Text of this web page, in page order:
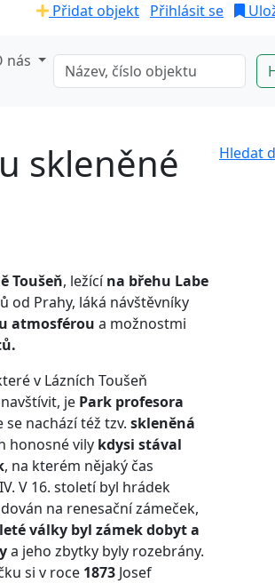
Přidat objekt Přihlásit se
nás
Hledat
skleněné
Toušeň, ležícína břehu Labe
od Prahy, láká návštěvníky
atmosférou a možnostmi
v Lázních Toušeň
je Park profesora
se nachází též tzv. skleněná
honosné vily kdysi stával
, na kterém nějaký čas
V 16. století byl hrádek
na renesační zámeček,
války byl zámek dobyt a
a jeho zbytky byly rozebrány.
si v roce 1873Josef